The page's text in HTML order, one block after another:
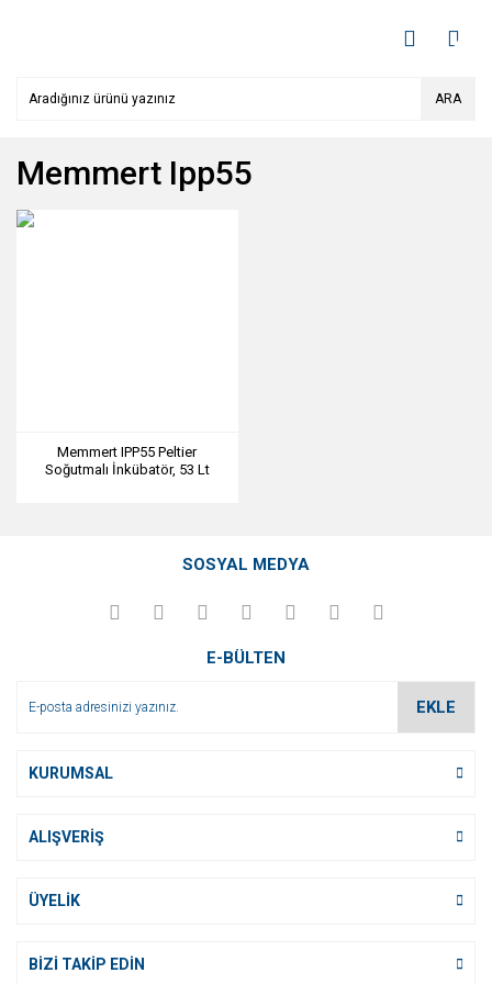
ARA
Memmert Ipp55
Memmert IPP55 Peltier
Soğutmalı İnkübatör, 53 Lt
SOSYAL MEDYA
E-BÜLTEN
EKLE
KURUMSAL
ALIŞVERİŞ
ÜYELİK
BİZİ TAKİP EDİN